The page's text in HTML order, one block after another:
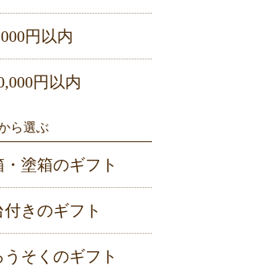
円以内
円以内
ら選ぶ
・塗箱のギフト
付きのギフト
うそくのギフト